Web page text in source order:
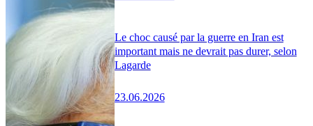
Le choc causé par la guerre en Iran est
important mais ne devrait pas durer, selon
Lagarde
23.06.2026